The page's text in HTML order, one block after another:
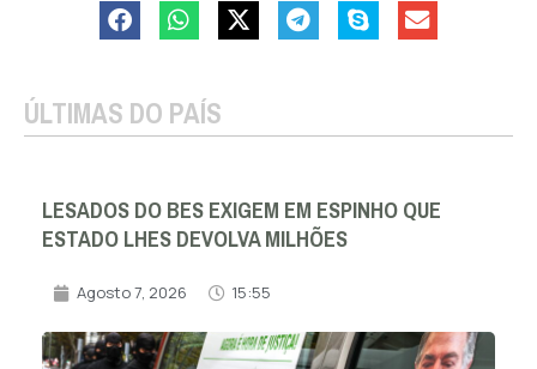
ÚLTIMAS DO PAÍS
LESADOS DO BES EXIGEM EM ESPINHO QUE
ESTADO LHES DEVOLVA MILHÕES
Agosto 7, 2026 15:55